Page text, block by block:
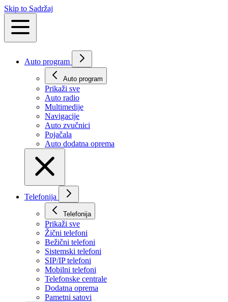
Skip to Sadržaj
Auto program
Auto program
Prikaži svе
Auto radio
Multimedije
Navigacije
Auto zvučnici
Pojačala
Auto dodatna oprema
Telefonija
Telefonija
Prikaži svе
Žični telefoni
Bežični telefoni
Sistemski telefoni
SIP/IP telefoni
Mobilni telefoni
Telefonske centrale
Dodatna oprema
Pametni satovi